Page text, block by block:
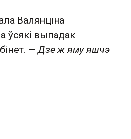
Валянціна
ўсякі выпадак
—Дзе ж яму яшчэ